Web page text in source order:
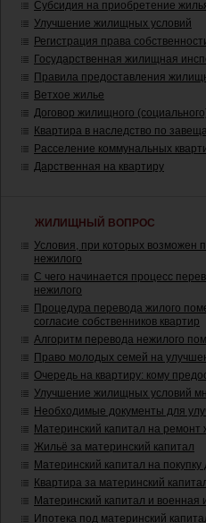
Субсидия на приобретение
Улучшение жилищных условий
Регистрация права
Государственная жилищная
Правила предоставления
Ветхое жилье
Договор жилищного
Квартира в наследство по
Расселение коммунальных
Дарственная на квартиру
ЖИЛИЩНЫЙ ВОПРОС
Условия, при которых возможен
нежилого
С чего начинается процесс
нежилого
Процедура перевода жилого
согласие собственников квартир
Алгоритм перевода нежилого
Право молодых семей на
Очередь на квартиру: кому
Улучшение жилищных условий
Необходимые документы для
Материнский капитал на ремонт
Жильё за материнский капитал
Материнский капитал на покупку
Квартира за материнский
Материнский капитал и военная
Ипотека под материнский